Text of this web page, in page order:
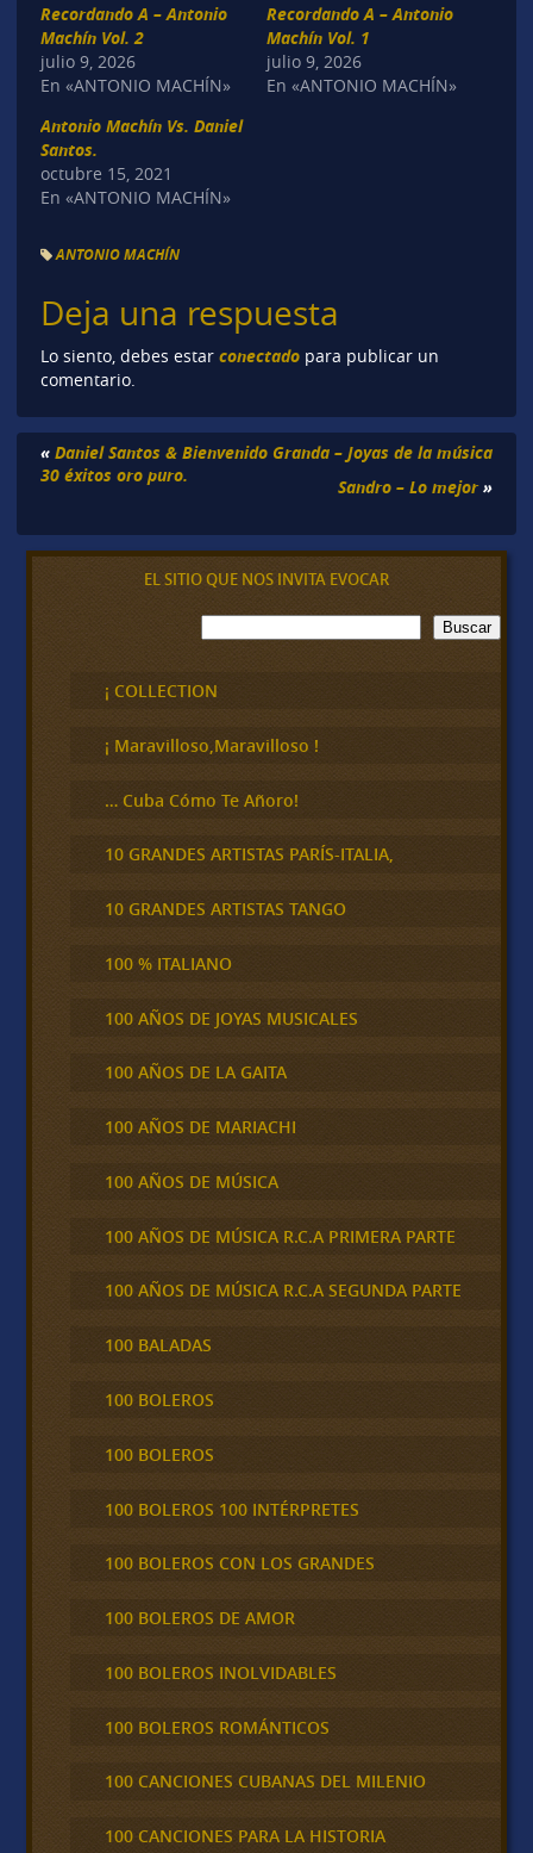
Recordando A – Antonio
Machín Vol. 2
julio 9, 2026
En «ANTONIO MACHÍN»
Recordando A – Antonio
Machín Vol. 1
julio 9, 2026
En «ANTONIO MACHÍN»
Antonio Machín Vs. Daniel
Santos.
octubre 15, 2021
En «ANTONIO MACHÍN»
ANTONIO MACHÍN
Deja una respuesta
Lo siento, debes estar conectadopara publicar un
comentario.
« Daniel Santos & Bienvenido Granda – Joyas de la música
30 éxitos oro puro.
Sandro – Lo mejor»
EL SITIO QUE NOS INVITA EVOCAR
B
u
c
a
Buscar
¡ COLLECTION
¡ Maravilloso,Maravilloso !
… Cuba Cómo Te Añoro!
10 GRANDES ARTISTAS PARÍS-ITALIA,
10 GRANDES ARTISTAS TANGO
100 % ITALIANO
100 AÑOS DE JOYAS MUSICALES
100 AÑOS DE LA GAITA
100 AÑOS DE MARIACHI
100 AÑOS DE MÚSICA
100 AÑOS DE MÚSICA R.C.A PRIMERA PARTE
100 AÑOS DE MÚSICA R.C.A SEGUNDA PARTE
100 BALADAS
100 BOLEROS
100 BOLEROS
100 BOLEROS 100 INTÉRPRETES
100 BOLEROS CON LOS GRANDES
100 BOLEROS DE AMOR
100 BOLEROS INOLVIDABLES
100 BOLEROS ROMÁNTICOS
100 CANCIONES CUBANAS DEL MILENIO
100 CANCIONES PARA LA HISTORIA